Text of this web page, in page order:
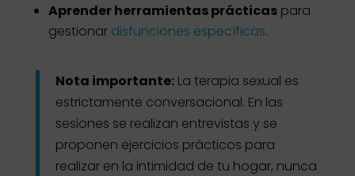
Aprender herramientas prácticaspara
gestionar disfunciones específicas.
Nota importante:La terapia sexual es
estrictamente conversacional. En las
sesiones se realizan entrevistas y se
proponen ejercicios prácticos para
realizar en la intimidad de tu hogar, nunca